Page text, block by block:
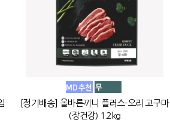
[정기배송] 올바른끼니 플러스-오리 고구마
(장건강) 1.2kg